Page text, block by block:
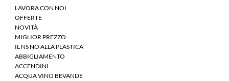
LAVORA CON NOI
OFFERTE
NOVITÀ
MIGLIOR PREZZO
IL NS NO ALLA PLASTICA
ABBIGLIAMENTO
ACCENDINI
ACQUA VINO BEVANDE